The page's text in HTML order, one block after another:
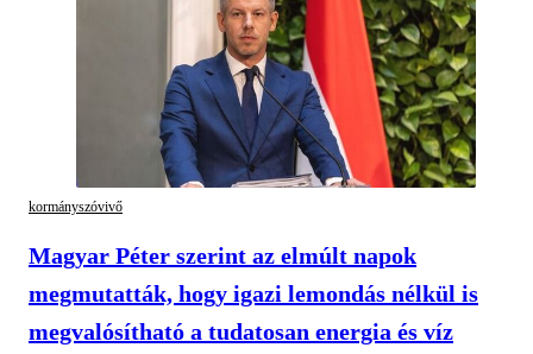
kormányszóvivő
Magyar Péter szerint az elmúlt napok
megmutatták, hogy igazi lemondás nélkül is
megvalósítható a tudatosan energia és víz